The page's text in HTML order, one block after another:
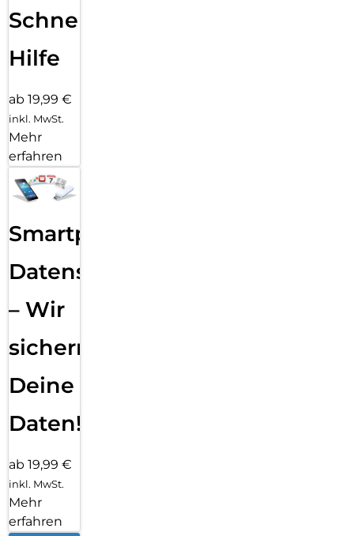
Schnelle
Hilfe
ab 19,99 €
inkl. MwSt.
Mehr
erfahren
Smartphone
Datensicherung
– Wir
sichern
Deine
Daten!
ab 19,99 €
inkl. MwSt.
Mehr
erfahren